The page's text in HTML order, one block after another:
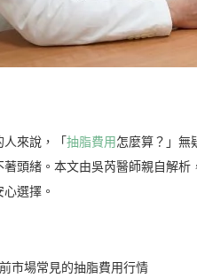
來說，「 抽脂費用 怎麼算？」無
頭緒。本文由吳芮醫師親自解
選擇。
市場常見的抽脂費用行情